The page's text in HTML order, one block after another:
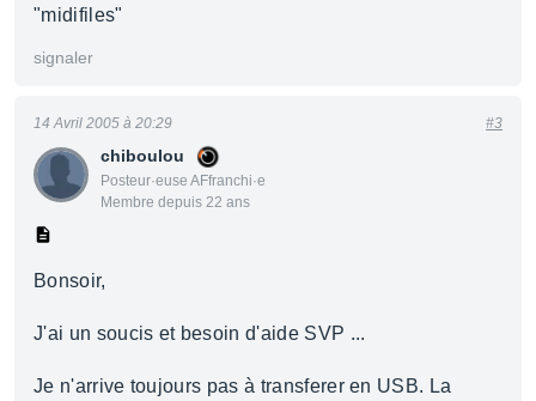
"midifiles"
signaler
chiboulou
Posteur·euse AFfranchi·e
Membre depuis 22 ans
14 Avril 2005 à 20:29 #3
Bonsoir,
J'ai un soucis et besoin d'aide SVP ...
Je n'arrive toujours pas à transferer en USB. La